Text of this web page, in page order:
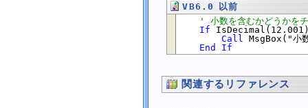
VB6.0 以前
' 小数を含むかどうかを
If
Call MsgBox("小
End
If
関連するリファレンス